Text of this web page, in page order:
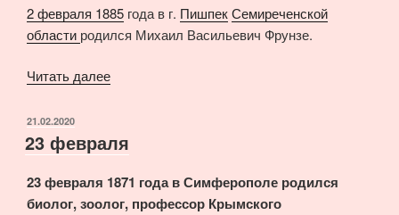
2 февраля 1885 года в г. ПишпекСемиреченской
области родился Михаил Васильевич Фрунзе.
Читать далее«2
ОПУБЛИКОВАНО
21.02.2020
23 февраля
23 февраля 1871 года в Симферополе родился
биолог, зоолог, профессор Крымского